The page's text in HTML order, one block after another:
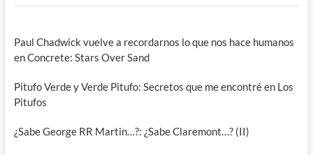
Paul Chadwick vuelve a recordarnos lo que nos hace humanos
en Concrete: Stars Over Sand
Pitufo Verde y Verde Pitufo: Secretos que me encontré en Los
Pitufos
¿Sabe George RR Martin…?: ¿Sabe Claremont…? (II)